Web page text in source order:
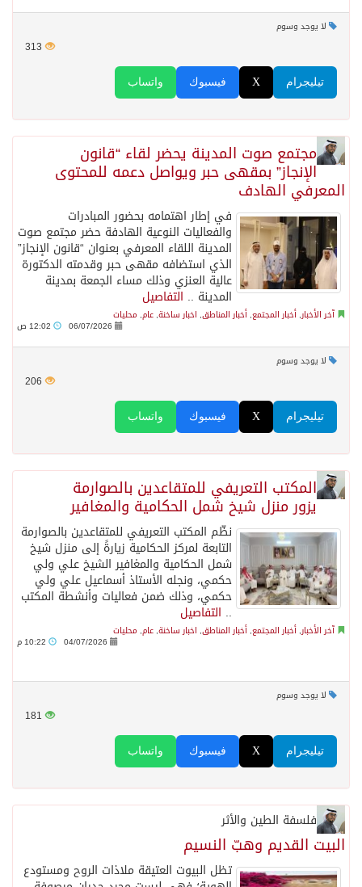
لا يوجد وسوم
313
واتساب فيسبوك X تيليجرام
مجتمع صوت المدينة يحضر لقاء “قانون
الإنجاز” بمقهى حبر ويواصل دعمه للمحتوى
المعرفي الهادف
في إطار اهتمامه بحضور المبادرات
والفعاليات النوعية الهادفة حضر مجتمع صوت
المدينة اللقاء المعرفي بعنوان “قانون الإنجاز”
الذي استضافه مقهى حبر وقدمته الدكتورة
عالية العنزي وذلك مساء الجمعة بمدينة
المدينة .. التفاصيل
آخر الأخبار, أخبار المجتمع, أخبار المناطق, اخبار ساخنة, عام, محليات
06/07/2026
لا يوجد وسوم
206
واتساب فيسبوك X تيليجرام
المكتب التعريفي للمتقاعدين بالصوارمة
يزور منزل شيخ شمل الحكامية والمغافير
نظّم المكتب التعريفي للمتقاعدين بالصوارمة
التابعة لمركز الحكامية زيارةً إلى منزل شيخ
شمل الحكامية والمغافير الشيخ علي ولي
حكمي، ونجله الأستاذ أسماعيل علي ولي
حكمي، وذلك ضمن فعاليات وأنشطة المكتب
.. التفاصيل
آخر الأخبار, أخبار المجتمع, أخبار المناطق, اخبار ساخنة, عام, محليات
04/07/2026
لا يوجد وسوم
181
واتساب فيسبوك X تيليجرام
فلسفة الطين والأثر
البيت القديم وهبّ النسيم
تظل البيوت العتيقة ملاذات الروح ومستودع